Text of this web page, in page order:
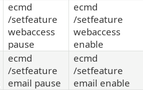
ecmd
/setfeature
webaccess
pause
ecmd
/setfeature
webaccess
enable
ecmd
/setfeature
email pause
ecmd
/setfeature
email enable